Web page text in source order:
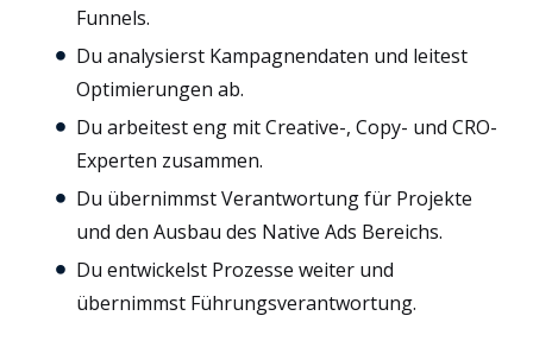
Funnels.
Du analysierst Kampagnendaten und leitest
Optimierungen ab.
Du arbeitest eng mit Creative-, Copy- und CRO-
Experten zusammen.
Du übernimmst Verantwortung für Projekte
und den Ausbau des Native Ads Bereichs.
Du entwickelst Prozesse weiter und
übernimmst Führungsverantwortung.